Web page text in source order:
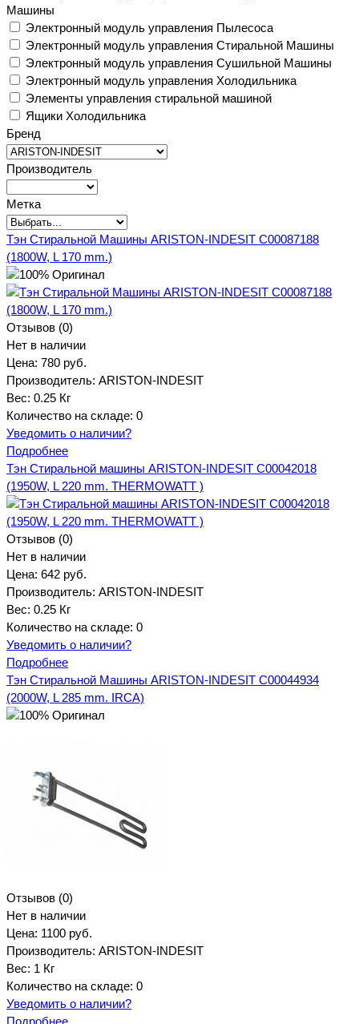
Машины
Электронный модуль управления Пылесоса
Электронный модуль управления Стиральной Машины
Электронный модуль управления Сушильной Машины
Электронный модуль управления Холодильника
Элементы управления стиральной машиной
Ящики Холодильника
Бренд
Производитель
Метка
Тэн Стиральной Машины ARISTON-INDESIT C00087188
(1800W, L 170 mm.)
Отзывов (0)
Нет в наличии
Цена: 780 руб.
Производитель: ARISTON-INDESIT
Вес: 0.25 Кг
Количество на складе: 0
Уведомить о наличии?
Подробнее
Тэн Стиральной машины ARISTON-INDESIT C00042018
(1950W, L 220 mm. THERMOWATT )
Отзывов (0)
Нет в наличии
Цена: 642 руб.
Производитель: ARISTON-INDESIT
Вес: 0.25 Кг
Количество на складе: 0
Уведомить о наличии?
Подробнее
Тэн Стиральной Машины ARISTON-INDESIT C00044934
(2000W, L 285 mm. IRCA)
Отзывов (0)
Нет в наличии
Цена: 1100 руб.
Производитель: ARISTON-INDESIT
Вес: 1 Кг
Количество на складе: 0
Уведомить о наличии?
Подробнее